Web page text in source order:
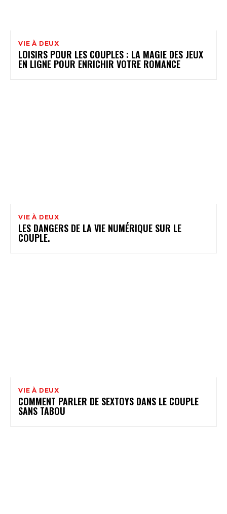
VIE À DEUX
LOISIRS POUR LES COUPLES : LA MAGIE DES JEUX
EN LIGNE POUR ENRICHIR VOTRE ROMANCE
VIE À DEUX
LES DANGERS DE LA VIE NUMÉRIQUE SUR LE
COUPLE.
VIE À DEUX
COMMENT PARLER DE SEXTOYS DANS LE COUPLE
SANS TABOU